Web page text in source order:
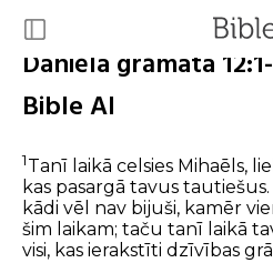
Daniēla grāmata
Bible AI
1Tanī laikā celsies Mihaēls,
kas pasargā tavus
kādi vēl nav bijuši, kamēr
šim laikam; taču tanī laikā
visi, kas ierakstīti dzīvības